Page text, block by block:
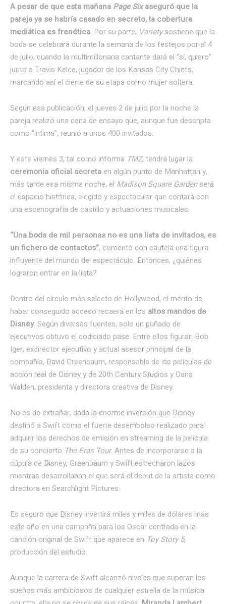
A pesar de que esta mañana Page Sixaseguró que la
pareja ya se habría casado en secreto, la cobertura
mediática es frenética. Por su parte, Varietysostiene que la
boda se celebrará durante la semana de los festejos por el 4
de julio, cuando la multimillonaria cantante dará el “sí, quiero”
junto a Travis Kelce, jugador de los Kansas City Chiefs,
marcando así el cierre de su etapa como mujer soltera.
Según esa publicación, el jueves 2 de julio por la noche la
pareja realizó una cena de ensayo que, aunque fue descripta
como “íntima”, reunió a unos 400 invitados.
Y este viernes 3, tal como informa TMZ, tendrá lugar la
ceremonia oficial secreta en algún punto de Manhattan y,
más tarde esa misma noche, el Madison Square Gardenserá
el espacio histórica, elegido y espectacular que contará con
una escenografía de castillo y actuaciones musicales.
“Una boda de mil personas no es una lista de invitados, es
un fichero de contactos”, comentó con cautela una figura
influyente del mundo del espectáculo. Entonces, ¿quiénes
lograron entrar en la lista?
Dentro del círculo más selecto de Hollywood, el mérito de
haber conseguido acceso recaerá en los altos mandos de
Disney. Según diversas fuentes, solo un puñado de
ejecutivos obtuvo el codiciado pase. Entre ellos figuran Bob
Iger, exdirector ejecutivo y actual asesor principal de la
compañía, David Greenbaum, responsable de las películas de
acción real de Disney y de 20th Century Studios y Dana
Walden, presidenta y directora creativa de Disney.
No es de extrañar, dada la enorme inversión que Disney
destinó a Swift como el fuerte desembolso realizado para
adquirir los derechos de emisión en streaming de la película
de su concierto The Eras Tour. Antes de incorporarse a la
cúpula de Disney, Greenbaum y Swift estrecharon lazos
mientras desarrollaban el que será el debut de la artista como
directora en Searchlight Pictures.
Es seguro que Disney invertirá miles y miles de dólares más
este año en una campaña para los Oscar centrada en la
canción original de Swift que aparece en Toy Story 5,
producción del estudio.
Aunque la carrera de Swift alcanzó niveles que superan los
sueños más ambiciosos de cualquier estrella de la música